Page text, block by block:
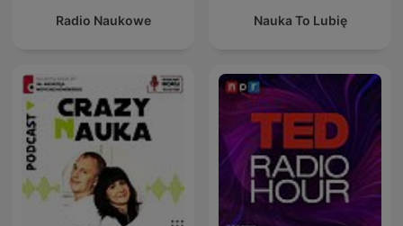
Radio Naukowe Nauka To Lubię